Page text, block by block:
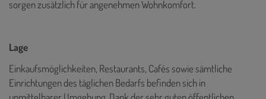
sorgen zusätzlich für angenehmen Wohnkomfort.
Lage
Einkaufsmöglichkeiten, Restaurants, Cafés sowie sämtliche
Einrichtungen des täglichen Bedarfs befinden sich in